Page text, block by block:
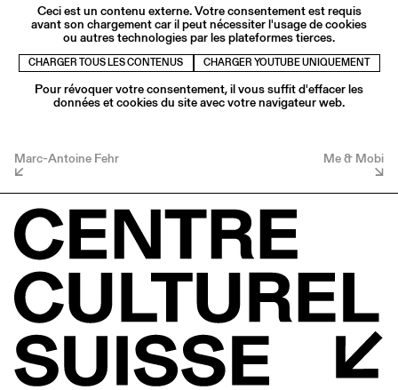
Ceci est un contenu externe. Votre consentement est requis
avant son chargement car il peut nécessiter l'usage de cookies
ou autres technologies par les plateformes tierces.
CHARGER TOUS LES CONTENUS CHARGER YOUTUBE UNIQUEMENT
Pour révoquer votre consentement, il vous suffit d'effacer les
données et cookies du site avec votre navigateur web.
Marc-Antoine Fehr Me & Mobi